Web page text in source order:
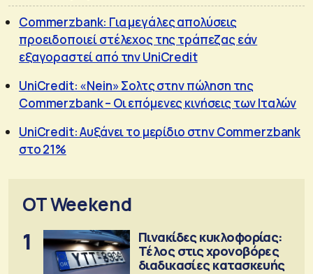
Commerzbank: Για μεγάλες απολύσεις
προειδοποιεί στέλεχος της τράπεζας εάν
εξαγοραστεί από την UniCredit
UniCredit: «Nein» Σολτς στην πώληση της
Commerzbank – Οι επόμενες κινήσεις των Ιταλών
UniCredit: Αυξάνει το μερίδιο στην Commerzbank
στο 21%
OT Weekend
1
Πινακίδες κυκλοφορίας:
Τέλος στις χρονοβόρες
διαδικασίες κατασκευής